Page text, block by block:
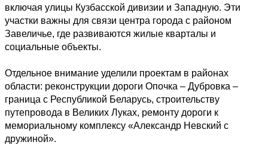
включая улицы Кузбасской дивизии и Западную. Эти
участки важны для связи центра города с районом
Завеличье, где развиваются жилые кварталы и
социальные объекты.
Отдельное внимание уделили проектам в районах
области: реконструкции дороги Опочка – Дубровка –
граница с Республикой Беларусь, строительству
путепровода в Великих Луках, ремонту дороги к
мемориальному комплексу «Александр Невский с
дружиной».